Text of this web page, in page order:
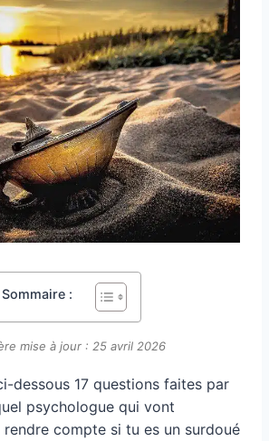
Sommaire :
mise à jour : 25 avril 2026
dessous 17 questions faites par
psychologue qui vont
compte si tu es un surdoué